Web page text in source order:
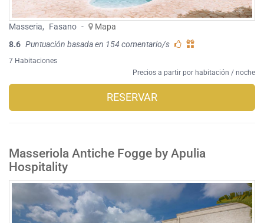
Masseria, Fasano -
Mapa
8.6 Puntuación basada en 154 comentario/s
7 Habitaciones
Precios a partir por habitación / noche
RESERVAR
Masseriola Antiche Fogge by Apulia
Hospitality